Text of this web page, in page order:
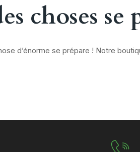
choses
d’énorme se prépare ! Notre